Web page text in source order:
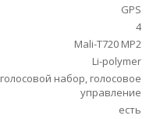
GPS
4
Mali-T720 MP2
Li-polymer
голосовой набор, голосовое
управление
есть